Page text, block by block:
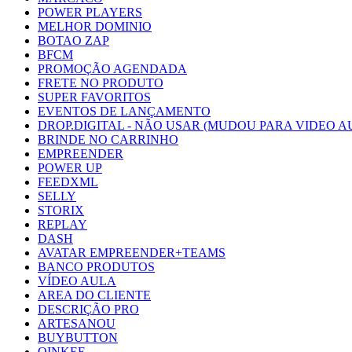
POWER PLAYERS
MELHOR DOMINIO
BOTAO ZAP
BFCM
PROMOÇÃO AGENDADA
FRETE NO PRODUTO
SUPER FAVORITOS
EVENTOS DE LANÇAMENTO
DROP.DIGITAL - NÃO USAR (MUDOU PARA VIDEO
BRINDE NO CARRINHO
EMPREENDER
POWER UP
FEEDXML
SELLY
STORIX
REPLAY
DASH
AVATAR EMPREENDER+TEAMS
BANCO PRODUTOS
VÍDEO AULA
AREA DO CLIENTE
DESCRIÇÃO PRO
ARTESANOU
BUYBUTTON